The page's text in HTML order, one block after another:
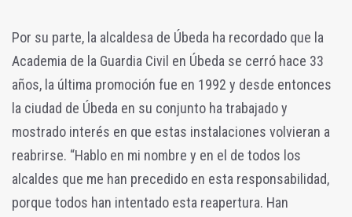
Por su parte, la alcaldesa de Úbeda ha recordado que la
Academia de la Guardia Civil en Úbeda se cerró hace 33
años, la última promoción fue en 1992 y desde entonces
la ciudad de Úbeda en su conjunto ha trabajado y
mostrado interés en que estas instalaciones volvieran a
reabrirse. “Hablo en mi nombre y en el de todos los
alcaldes que me han precedido en esta responsabilidad,
porque todos han intentado esta reapertura. Han